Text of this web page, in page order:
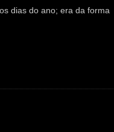
dias do ano; era da forma